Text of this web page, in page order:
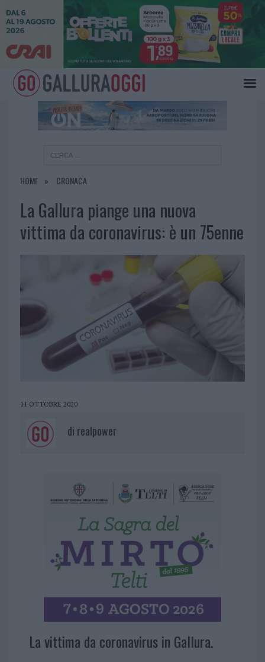
HOME CRONACA
La Gallura piange una nuova
vittima da coronavirus: è un 75enne
11 OTTOBRE 2020
di realpower
La vittima da coronavirus in Gallura.
×